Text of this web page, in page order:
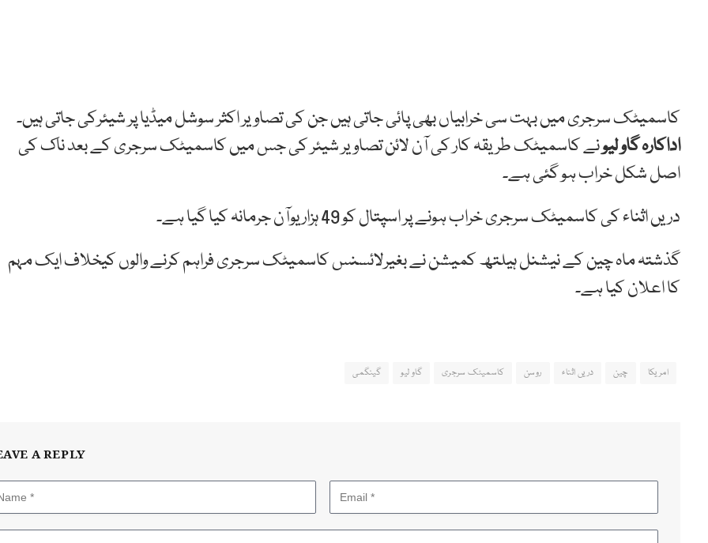
کاسمیٹک سرجری میں بہت سی خرابیاں بھی پائی جاتی ہیں جن کی تصاویر اکثر سوشل میڈیا پر شیئرکی جاتی ہیں۔
اداکارہ گاو لیونے کاسمیٹک طریقہ کار کی آن لائن تصاویر شیئر کی جس میں کاسمیٹک سرجری کے بعد ناک کی
اصل شکل خراب ہو گئی ہے۔
دریں اثناء کی کاسمیٹک سرجری خراب ہونے پر اسپتال کو 49 ہزار یوآن جرمانہ کیا گیا ہے۔
گذشتہ ماہ چین کے نیشنل ہیلتھ کمیشن نے بغیرلائسنس کاسمیٹک سرجری فراہم کرنے والوں کیخلاف ایک مہم
کا اعلان کیا ہے۔
امریکا چین دریں اثناء روسن کاسمیٹک سرجری گاو لیو گینگمی
A REPLY